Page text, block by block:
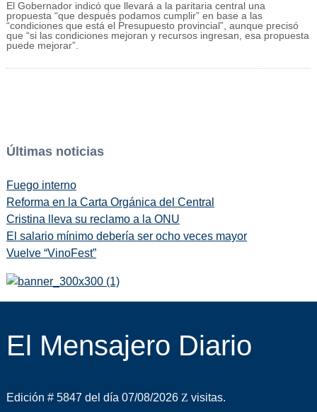
El Gobernador indicó que llevará a la paritaria central una
propuesta “que después podamos cumplir” en base a las
“condiciones que está el Presupuesto provincial”, aunque precisó
que “si las condiciones mejoran y recursos ingresan, esa propuesta
puede mejorar”.
Últimas noticias
Fuego interno
Reforma en la Carta Orgánica del Central
Cristina lleva su reclamo a la ONU
El salario mínimo debería ser ocho veces mayor
Vuelve “VinoFest”
El Mensajero Diario
Edición # 5847 del día 07/08/2026 visitas.